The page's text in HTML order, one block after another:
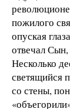
пожилого
опуская
отвечал
Несколько
светящийся
со стены,